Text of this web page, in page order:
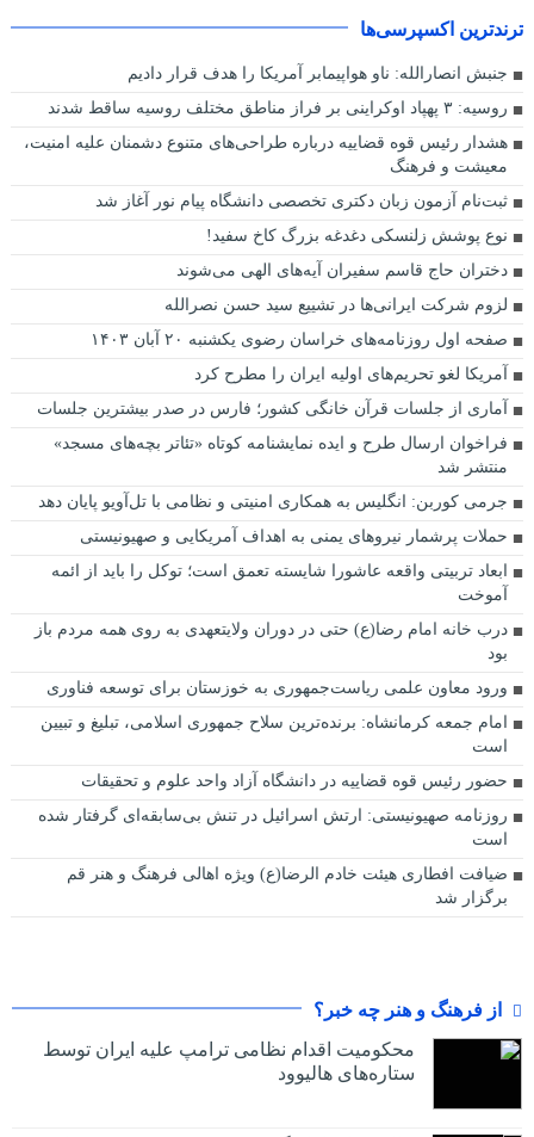
ترندترین اکسپرسی‌ها
جنبش انصارالله: ناو هواپیمابر آمریکا را هدف قرار دادیم
روسیه: ۳ پهپاد اوکراینی بر فراز مناطق مختلف روسیه ساقط شدند
هشدار رئیس قوه قضاییه درباره طراحی‌های متنوع دشمنان علیه امنیت،
معیشت و فرهنگ
ثبت‌نام آزمون زبان دکتری تخصصی دانشگاه پیام نور آغاز شد
نوع پوشش زلنسکی دغدغه بزرگ کاخ سفید!
دختران حاج قاسم سفیران آیه‌های الهی می‌شوند
لزوم شرکت ایرانی‌ها در تشییع سید حسن نصرالله
صفحه اول روزنامه‌های خراسان رضوی یکشنبه ۲٠ آبان ۱۴٠۳
آمریکا لغو تحریم‌های اولیه ایران را مطرح کرد
آماری از جلسات قرآن خانگی کشور؛ فارس در صدر بیشترین جلسات
فراخوان ارسال طرح و ایده نمایشنامه کوتاه «تئاتر بچه‌های مسجد»
منتشر شد
جرمی کوربن: انگلیس به همکاری امنیتی و نظامی با تل‌آویو پایان دهد
حملات پرشمار نیروهای یمنی به اهداف آمریکایی و صهیونیستی
ابعاد تربیتی واقعه عاشورا شایسته تعمق است؛ توکل را باید از ائمه
آموخت
درب خانه امام رضا(ع) حتی در دوران ولایتعهدی به روی همه مردم باز
بود
ورود معاون علمی ریاست‌جمهوری به خوزستان برای توسعه فناوری
امام جمعه کرمانشاه: برنده‌ترین سلاح جمهوری اسلامی، تبلیغ و تبیین
است
حضور رئیس قوه قضاییه در دانشگاه آزاد واحد علوم و تحقیقات
روزنامه صهیونیستی: ارتش اسرائیل در تنش بی‌سابقه‌ای گرفتار شده
است
ضیافت افطاری هیئت خادم الرضا(ع) ویژه اهالی فرهنگ و هنر قم
برگزار شد
از فرهنگ و هنر چه خبر؟
محکومیت اقدام نظامی ترامپ علیه ایران توسط
ستاره‌های هالیوود